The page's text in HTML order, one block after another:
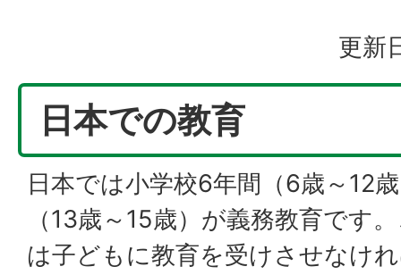
更新
日本での教育
日本では小学校6年間（6歳～12
（13歳～15歳）が義務教育です
は子どもに教育を受けさせなけ